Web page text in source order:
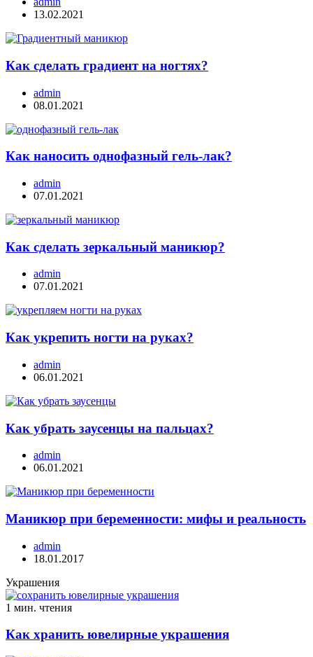
13.02.2021
Как сделать градиент на ногтях?
admin
08.01.2021
Как наносить однофазный гель-лак?
admin
07.01.2021
Как сделать зеркальный маникюр?
admin
07.01.2021
Как укрепить ногти на руках?
admin
06.01.2021
Как убрать заусенцы на пальцах?
admin
06.01.2021
Маникюр при беременности: мифы и реальность
admin
18.01.2017
Украшения
1 мин. чтения
Как хранить ювелирные украшения